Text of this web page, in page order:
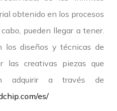
obtenido en los procesos
pueden llegar a tener.
los diseños y técnicas de
las creativas piezas que
adquirir a través de
es/